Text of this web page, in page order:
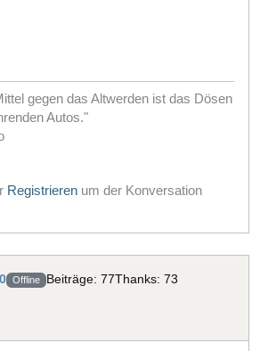
gegen das Altwerden ist das Dösen
Autos."
Registrieren um der Konversation
Offline Beiträge: 77Thanks: 73